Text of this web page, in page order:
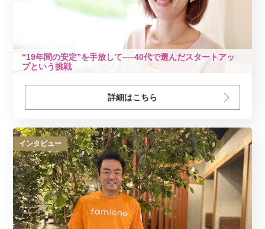
“19年間の安定”を手放して──40代で選んだスタートアッ
プという挑戦
詳細はこちら
インタビュー